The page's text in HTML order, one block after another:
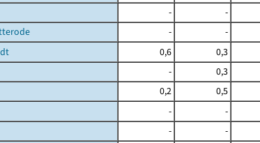
- -
- -
0,6 0,3
- 0,3
0,2 0,5
- -
- -